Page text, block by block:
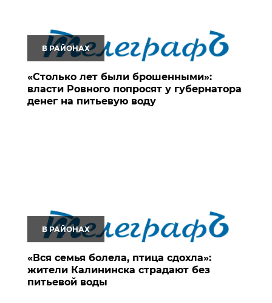
В РАЙОНАХ
«Столько лет были брошенными»:
власти Ровного попросят у губернатора
денег на питьевую воду
В РАЙОНАХ
«Вся семья болела, птица сдохла»:
жители Калининска страдают без
питьевой воды